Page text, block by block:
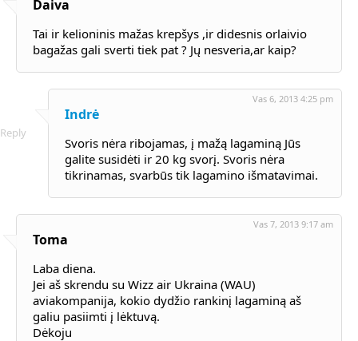
Daiva
Tai ir kelioninis mažas krepšys ,ir didesnis orlaivio
bagažas gali sverti tiek pat ? Jų nesveria,ar kaip?
Reply
Indrė
Vas 6, 2013 4:25 pm
Svoris nėra ribojamas, į mažą lagaminą Jūs
galite susidėti ir 20 kg svorį. Svoris nėra
tikrinamas, svarbūs tik lagamino išmatavimai.
Toma
Vas 7, 2013 9:17 am
Laba diena.
Jei aš skrendu su Wizz air Ukraina (WAU)
aviakompanija, kokio dydžio rankinį lagaminą aš
galiu pasiimti į lėktuvą.
Dėkoju